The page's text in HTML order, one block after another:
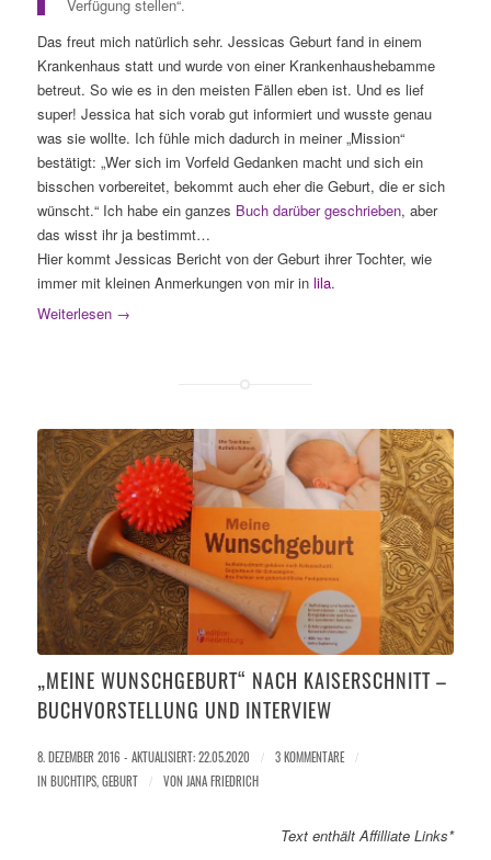
Verfügung stellen“.
Das freut mich natürlich sehr. Jessicas Geburt fand in einem
Krankenhaus statt und wurde von einer Krankenhaushebamme
betreut. So wie es in den meisten Fällen eben ist. Und es lief
super! Jessica hat sich vorab gut informiert und wusste genau
was sie wollte. Ich fühle mich dadurch in meiner „Mission“
bestätigt: „Wer sich im Vorfeld Gedanken macht und sich ein
bisschen vorbereitet, bekommt auch eher die Geburt, die er sich
wünscht.“ Ich habe ein ganzes Buch darüber geschrieben, aber
das wisst ihr ja bestimmt…
Hier kommt Jessicas Bericht von der Geburt ihrer Tochter, wie
immer mit kleinen Anmerkungen von mir in lila.
Weiterlesen→
„MEINE WUNSCHGEBURT“ NACH KAISERSCHNITT –
BUCHVORSTELLUNG UND INTERVIEW
8. DEZEMBER 2016 - AKTUALISIERT: 22.05.2020 / 3 KOMMENTARE
/
IN BUCHTIPS,GEBURT / VON JANA FRIEDRICH
Text enthält Affilliate Links*